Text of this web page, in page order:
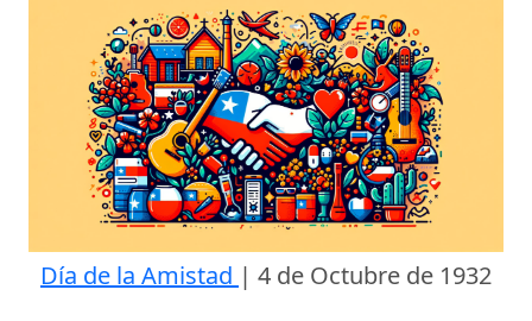
Día de la Amistad | 4 de Octubre de 1932